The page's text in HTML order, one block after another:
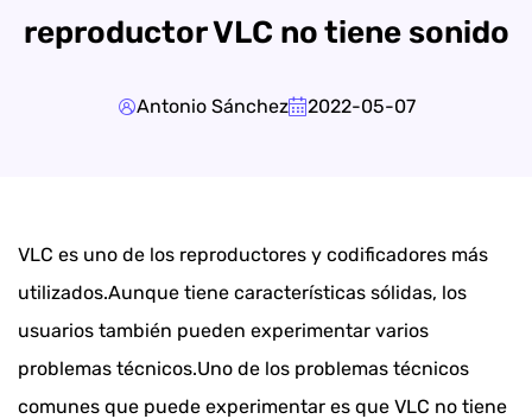
reproductor VLC no tiene sonido
Antonio Sánchez 2022-05-07
VLC es uno de los reproductores y codificadores más
utilizados.Aunque tiene características sólidas, los
usuarios también pueden experimentar varios
problemas técnicos.Uno de los problemas técnicos
comunes que puede experimentar es que VLC no tiene